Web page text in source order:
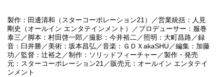
製作：田邊清和（スターコーポレーション21）／営業統括：人見
剛史（オールイン エンタテインメント）／プロデューサー：服巻
泰三／脚本：村田啓一郎／撮影：今井裕二／照明：大町昌路／録
音：臼井勝／美術：坂本昌弘／音楽：ＧＤＸakaSHU／編集：加藤
功／監督：辻裕之／制作：ソリッドフィーチャー／製作・発売
元：スターコーポレーション21／販売元：オールイン エンタテイ
ンメント